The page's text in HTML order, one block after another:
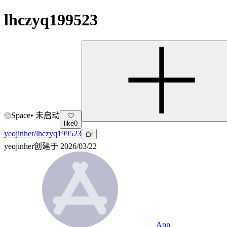
lhczyq199523
Space• 未启动
like0
yeojinher/lhczyq199523
yeojinher创建于 2026/03/22
App